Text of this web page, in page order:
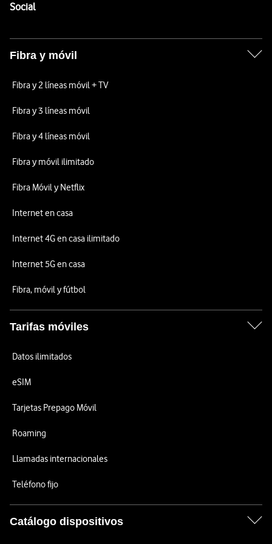
SocialEnlaces a las redes sociales de Vodafone
Fibra y móvil
Fibra y 2 líneas móvil + TV
Fibra y 3 líneas móvil
Fibra y 4 líneas móvil
Fibra y móvil ilimitado
Fibra Móvil y Netflix
Internet en casa
Internet 4G en casa ilimitado
Internet 5G en casa
Fibra, móvil y fútbol
Tarifas móviles
Datos ilimitados
eSIM
Tarjetas Prepago Móvil
Roaming
Llamadas internacionales
Teléfono fijo
Catálogo dispositivos